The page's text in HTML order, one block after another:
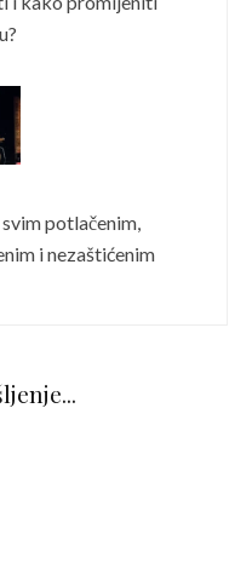
potlačenim,
i nezaštićenim